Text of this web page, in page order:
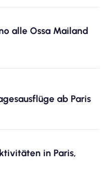
alle Ossa Mailand
ab Paris
in Paris,